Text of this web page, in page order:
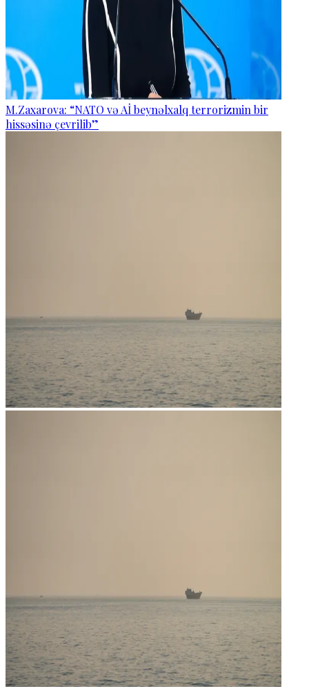
M.Zaxarova: “NATO və Aİ beynəlxalq terrorizmin bir
hissəsinə çevrilib”